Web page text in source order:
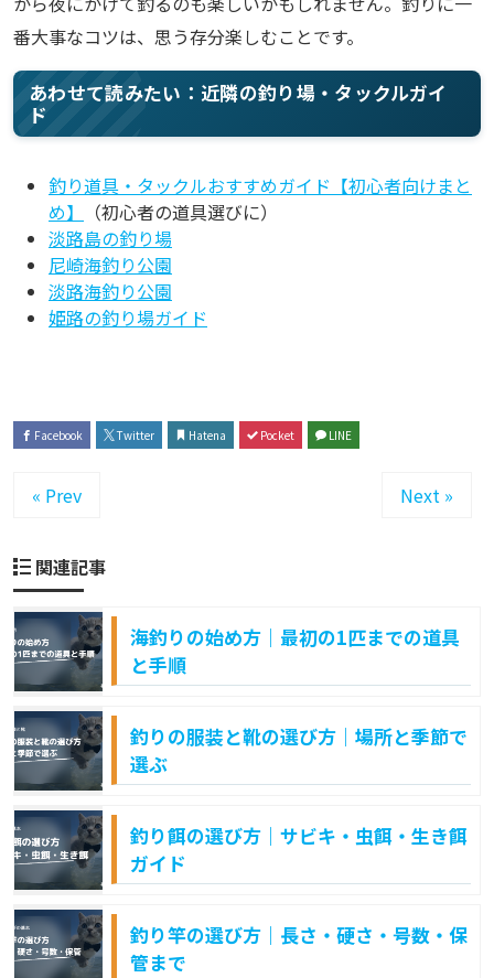
番大事なコツは、思う存分楽しむことです。
あわせて読みたい：近隣の釣り場・タックルガイ
ド
釣り道具・タックルおすすめガイド【初心者向けまと
め】
（初心者の道具選びに）
淡路島の釣り場
尼崎海釣り公園
淡路海釣り公園
姫路の釣り場ガイド
Facebook Twitter Hatena Pocket LINE
« Prev Next »
関連記事
海釣りの始め方｜最初の1匹までの道具
と手順
釣りの服装と靴の選び方｜場所と季節で
選ぶ
釣り餌の選び方｜サビキ・虫餌・生き餌
ガイド
釣り竿の選び方｜長さ・硬さ・号数・保
管まで